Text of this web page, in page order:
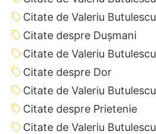
Citate de Valeriu
Citate despre Dușmani
Citate de Valeriu
Citate despre Dor
Citate de Valeriu
Citate despre Prietenie
Citate de Valeriu